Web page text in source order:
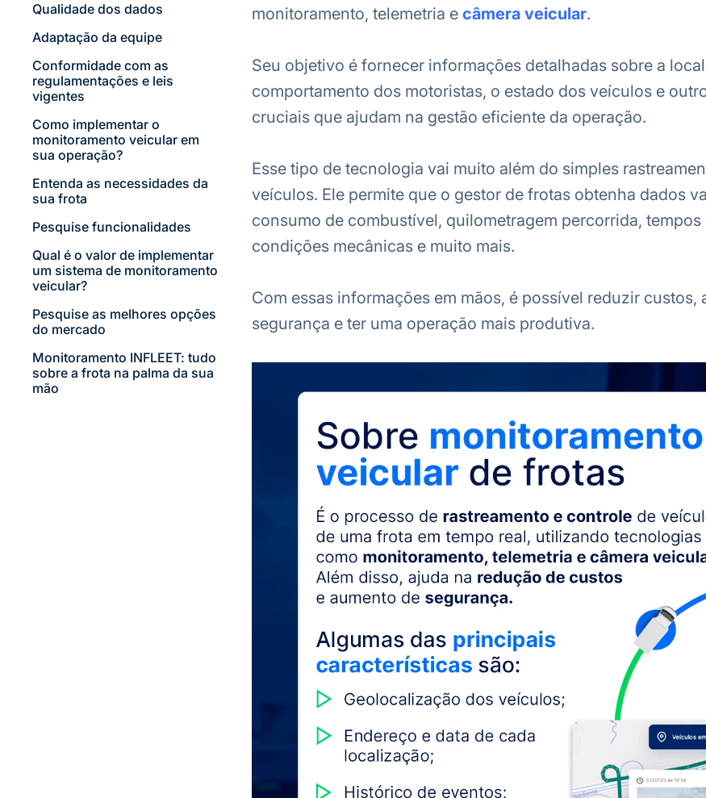
Qualidade dos dados
Adaptação da equipe
Conformidade com as
regulamentações e leis
vigentes
Como implementar o
monitoramento veicular em
sua operação?
Entenda as necessidades da
sua frota
Pesquise funcionalidades
Qual é o valor de implementar
um sistema de monitoramento
veicular?
Pesquise as melhores opções
do mercado
Monitoramento INFLEET: tudo
sobre a frota na palma da sua
mão
monitoramento, telemetria e câmera veicular.
Seu objetivo é fornecer informações detalhadas sobre a
comportamento dos motoristas, o estado dos veículos e
cruciais que ajudam na gestão eficiente da operação.
Esse tipo de tecnologia vai muito além do simples
veículos. Ele permite que o gestor de frotas obtenha dados
consumo de combustível, quilometragem percorrida, tempos
condições mecânicas e muito mais.
Com essas informações em mãos, é possível reduzir custos,
segurança e ter uma operação mais produtiva.